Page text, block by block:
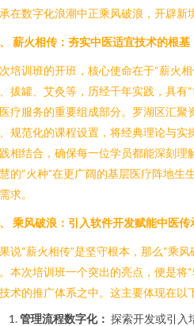
在数字化浪潮中正乘风破浪，开辟新
薪火相传：夯实中医适宜技术的根基
培训班的开班，核心使命在于“薪火
拔罐、艾灸等，历经千年实践，具有
疗服务的重要组成部分。罗湖区汇聚
规范化的课程设置，将经典理论与实
相结合，确保每一位学员都能深刻理
的“火种”在更广阔的基层医疗阵地生
求。
乘风破浪：引入软件开发赋能中医传
说“薪火相传”是坚守根本，那么“乘
本次培训班一个突出的亮点，便是将
术的推广体系之中。这主要体现在以
管理流程数字化： 探索开发或引入